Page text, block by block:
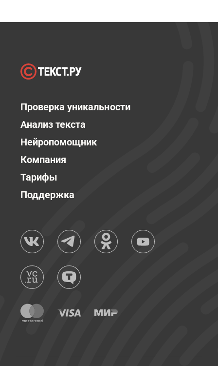
Проверка уникальности
Анализ текста
Нейропомощник
Компания
Тарифы
Поддержка